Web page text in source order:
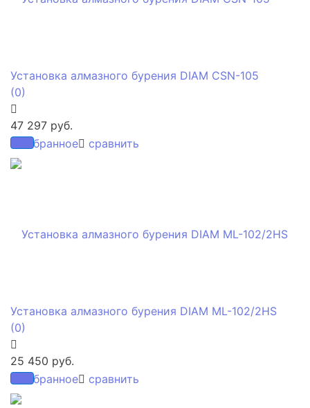
избранное сравнить
Установка алмазного бурения DIAM CSN-105
(0)
47 297 руб.
избранное сравнить
Установка алмазного бурения DIAM ML-102/2HS
(0)
25 450 руб.